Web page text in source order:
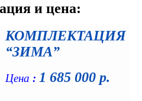
и цена:
КОМПЛЕКТАЦИЯ
“ЗИМА”
Цена : 1 685 000 р.